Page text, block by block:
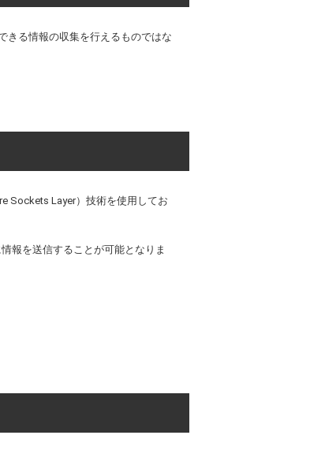
きる情報の収集を行えるものではな
Sockets Layer）技術を使用してお
報を送信することが可能となりま